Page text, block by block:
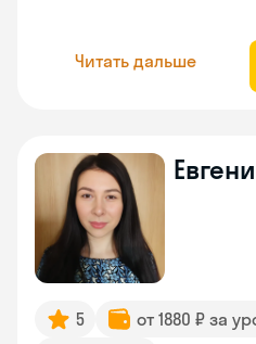
Читать дальше
5 от 1880 ₽ за